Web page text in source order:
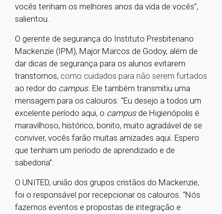
vocês tenham os melhores anos da vida de vocês”,
salientou.
O gerente de segurança do Instituto Presbiteriano
Mackenzie (IPM), Major Marcos de Godoy, além de
dar dicas de segurança para os alunos evitarem
transtornos, como cuidados para não serem furtados
ao redor do campus. Ele também transmitiu uma
mensagem para os calouros. “Eu desejo a todos um
excelente período aqui, o campus de Higienópolis é
maravilhoso, histórico, bonito, muito agradável de se
conviver, vocês farão muitas amizades aqui. Espero
que tenham um período de aprendizado e de
sabedoria”.
O UNITED, união dos grupos cristãos do Mackenzie,
foi o responsável por recepcionar os calouros. “Nós
fazemos eventos e propostas de integração e